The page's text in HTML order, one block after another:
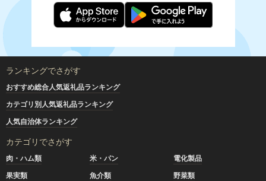
ランキングでさがす
おすすめ総合人気返礼品ランキング
カテゴリ別人気返礼品ランキング
人気自治体ランキング
カテゴリでさがす
肉・ハム類 米・パン
電化製品
果実類
魚介類
野菜類